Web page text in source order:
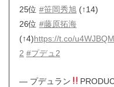
25位 #笹岡秀旭(↑14)
26位 #藤原拓海
(↑4)https://t.co/
2 #プデュ2
— プデュラン